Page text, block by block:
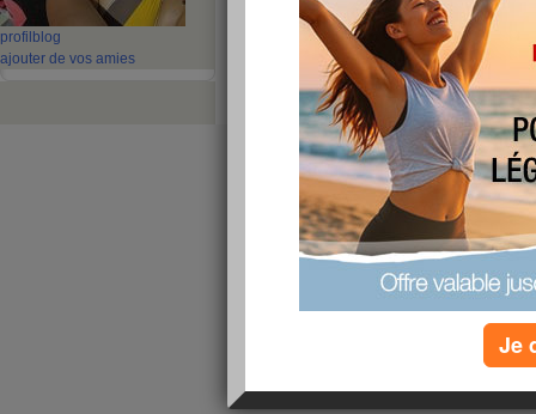
profil blog
ajouter de vos amies
pppfffff.....
publié le 28/08/2011 à 10:33
66KG!!!! Je suis venue pour perdre 10KG
J'ai déjà perdue ce poids là il y a 3 ans mais
veut plus éliminer...
Jai pourtant un objectif de taille!!! RENTRER
BLANCHE!!!
Bon je me donne 1 mois pour au moins
graisseuse et cette année je pèse mes
Mais pas facile avec des horaires décalé....
Je